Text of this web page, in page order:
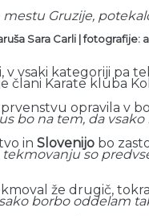
Gruzije,
Sara Carli | fotografije:
vsaki kategoriji pa
člani Karate kluba
opravila v
bo na tem, da
in Slovenijo bo
so
že drugič,
borbo oddelam